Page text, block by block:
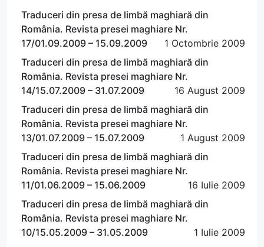
Traduceri din presa de limbă maghiară din
România. Revista presei maghiare Nr.
17/01.09.2009 – 15.09.2009
1 Octombrie 2009
Traduceri din presa de limbă maghiară din
România. Revista presei maghiare Nr.
14/15.07.2009 – 31.07.2009
16 August 2009
Traduceri din presa de limbă maghiară din
România. Revista presei maghiare Nr.
13/01.07.2009 – 15.07.2009
1 August 2009
Traduceri din presa de limbă maghiară din
România. Revista presei maghiare Nr.
11/01.06.2009 – 15.06.2009
16 Iulie 2009
Traduceri din presa de limbă maghiară din
România. Revista presei maghiare Nr.
10/15.05.2009 – 31.05.2009
1 Iulie 2009